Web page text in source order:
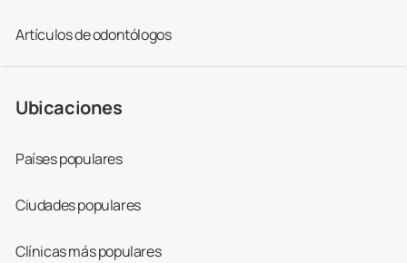
Artículos de odontólogos
Ubicaciones
Países populares
Ciudades populares
Clínicas más populares